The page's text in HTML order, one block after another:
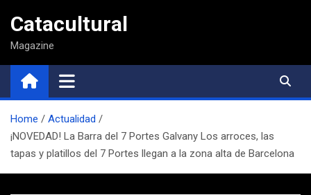
contenido
Catacultural
Magazine
Home
Actualidad
¡NOVEDAD! La Barra del 7 Portes Galvany Los arroces, las
tapas y platillos del 7 Portes llegan a la zona alta de Barcelona